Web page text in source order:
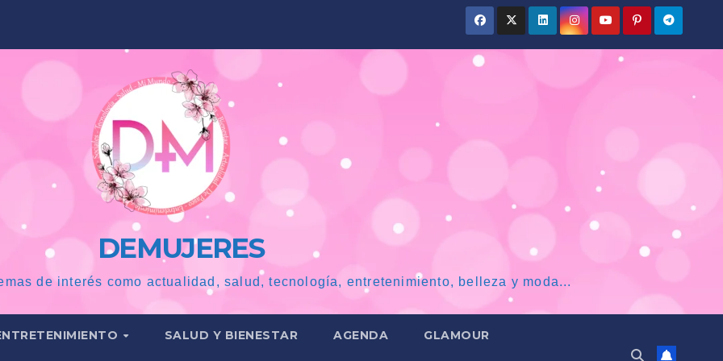
DEMUJERES
de interés como actualidad, salud, tecnología, entretenimiento, belleza y moda...
SALUD Y BIENESTAR AGENDA GLAMOUR